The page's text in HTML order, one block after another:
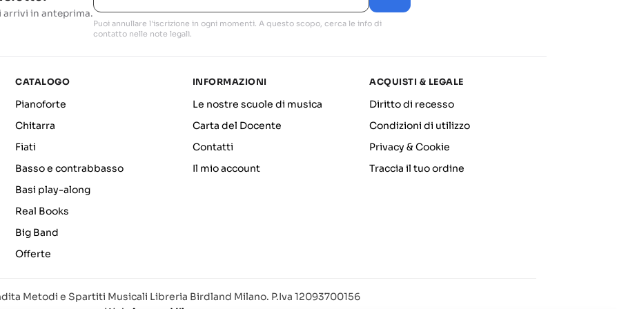
arrivi in anteprima.
Puoi annullare l'iscrizione in ogni momenti. A questo scopo, cerca le info di
contatto nelle note legali.
CATALOGO
Pianoforte
Chitarra
Fiati
Basso e contrabbasso
Basi play-along
Real Books
Big Band
Offerte
INFORMAZIONI
Le nostre scuole di musica
Carta del Docente
Contatti
Il mio account
ACQUISTI & LEGALE
Diritto di recesso
Condizioni di utilizzo
Privacy & Cookie
Traccia il tuo ordine
Metodi e Spartiti Musicali Libreria Birdland Milano. P.Iva 12093700156